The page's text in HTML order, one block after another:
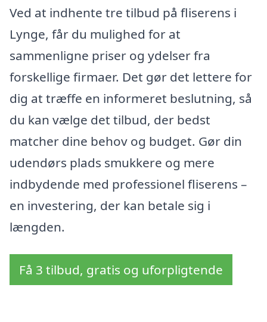
Ved at indhente tre tilbud på fliserens i
Lynge, får du mulighed for at
sammenligne priser og ydelser fra
forskellige firmaer. Det gør det lettere for
dig at træffe en informeret beslutning, så
du kan vælge det tilbud, der bedst
matcher dine behov og budget. Gør din
udendørs plads smukkere og mere
indbydende med professionel fliserens –
en investering, der kan betale sig i
længden.
Få 3 tilbud, gratis og uforpligtende